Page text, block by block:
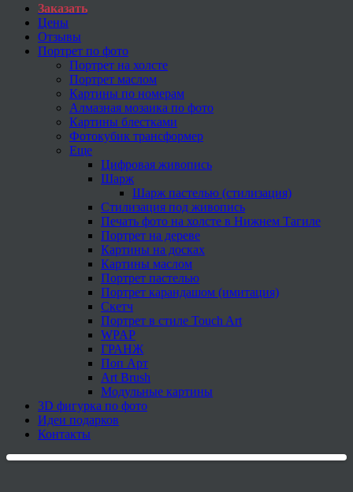
Заказать
Цены
Отзывы
Портрет по фото
Портрет на холсте
Портрет маслом
Картины по номерам
Алмазная мозаика по фото
Картины блестками
Фотокубик трансформер
Еще
Цифровая живопись
Шарж
Шарж пастелью (стилизация)
Стилизация под живопись
Печать фото на холсте в Нижнем Тагиле
Портрет на дереве
Картины на досках
Картины маслом
Портрет пастелью
Портрет карандашом (имитация)
Скетч
Портрет в стиле Touch Art
WPAP
ГРАНЖ
Поп Арт
Art Brush
Модульные картины
3D фигурка по фото
Идеи подарков
Контакты